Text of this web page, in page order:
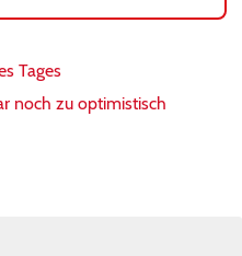
Tages
noch zu optimistisch